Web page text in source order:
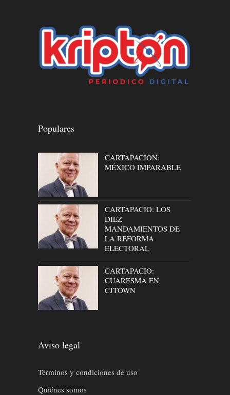
Populares
CARTAPACION:
MÉXICO IMPARABLE
CARTAPACIO: LOS
DIEZ
MANDAMIENTOS DE
LA REFORMA
ELECTORAL
CARTAPACIO:
CUARESMA EN
CJTOWN
Aviso legal
Términos y condiciones de uso
Quiénes somos